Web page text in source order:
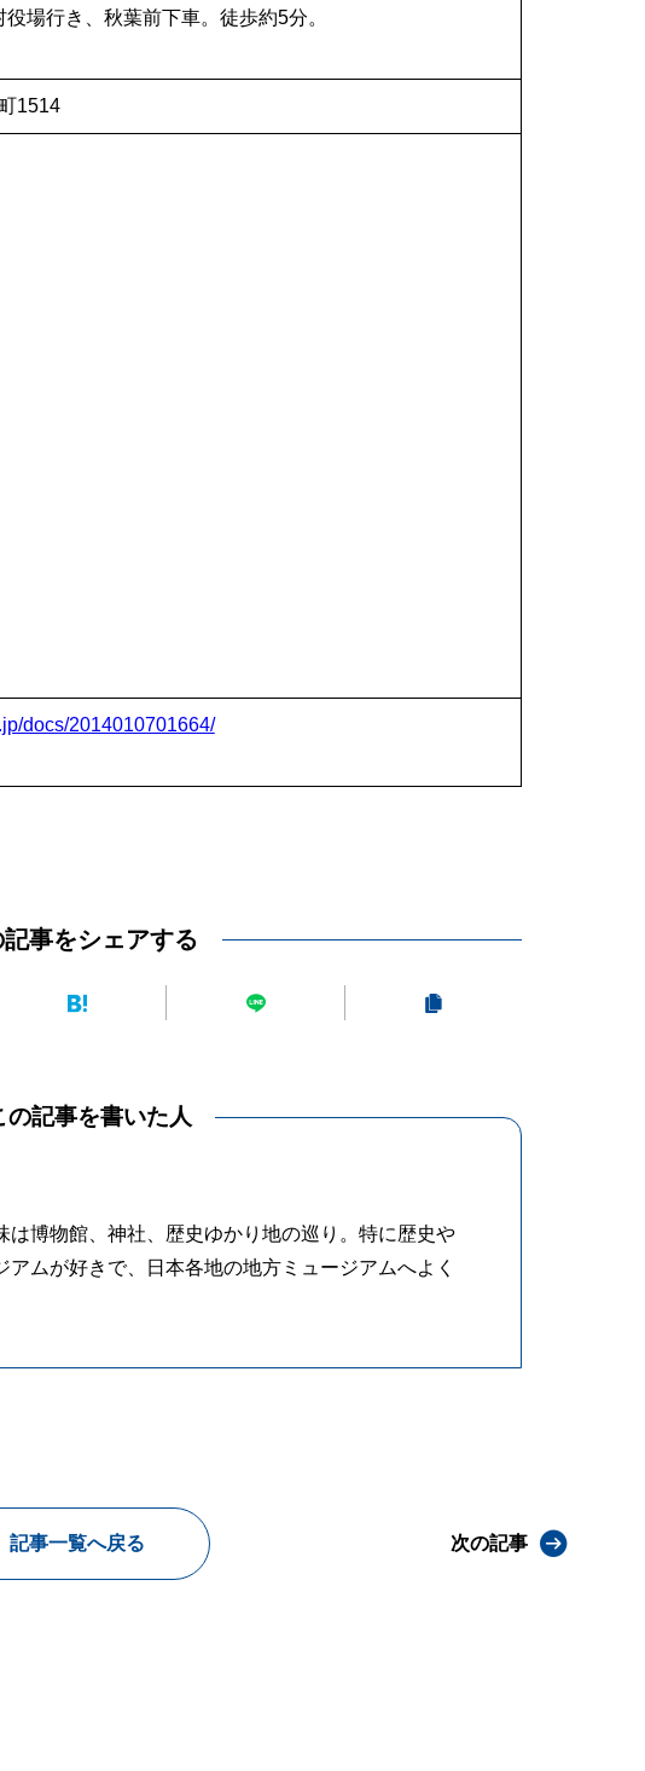
場行き、秋葉前下車。徒歩約5分。
1514
docs/2014010701664/
記事をシェアする
の記事を書いた人
は博物館、神社、歴史ゆかり地の巡り。特に歴史や
アムが好きで、日本各地の地方ミュージアムへよく
記事一覧へ戻る 次の記事